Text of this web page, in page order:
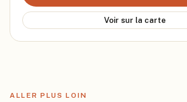
Voir sur la carte
ALLER PLUS LOIN